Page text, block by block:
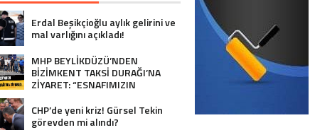
Erdal Beşikçioğlu aylık gelirini ve
mal varlığını açıkladı!
MHP BEYLİKDÜZÜ’NDEN
BİZİMKENT TAKSİ DURAĞI’NA
ZİYARET: “ESNAFIMIZIN
CHP’de yeni kriz! Gürsel Tekin
görevden mi alındı?